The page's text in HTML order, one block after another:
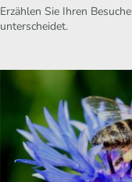
Erzählen Sie Ihren
unterscheidet.